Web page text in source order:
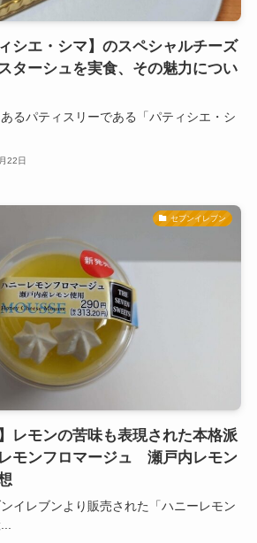
シエ・シマ】のスペシャルチーズ
ターシュを実食、その魅力につい
るパティスリーである「パティシエ・シ
22日
セブンイレブン
レモンの苦味も表現された本格派
モンフロマージュ 瀬戸内レモン
イレブンより販売された「ハニーレモン